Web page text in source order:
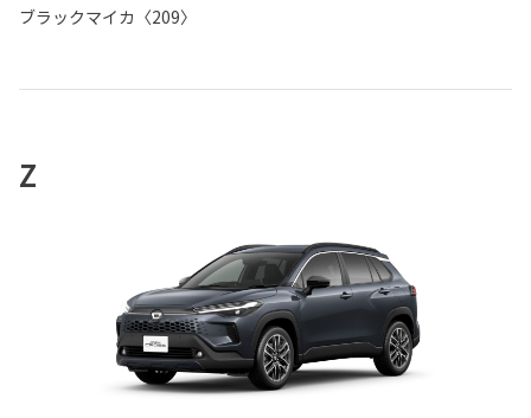
ブラックマイカ〈209〉
Z